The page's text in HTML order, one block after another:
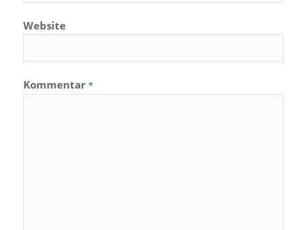
Website
Kommentar *